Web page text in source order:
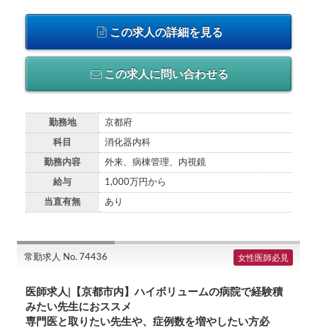
この求人の詳細を見る
この求人に問い合わせる
勤務地 京都府
科目 消化器内科
勤務内容 外来、病棟管理、内視鏡
給与 1,000万円から
当直有無 あり
常勤求人 No. 74436 女性医師必見
医師求人|【京都市内】ハイボリュームの病院で経験積
みたい先生におススメ
専門医と取りたい先生や、症例数を増やしたい方必